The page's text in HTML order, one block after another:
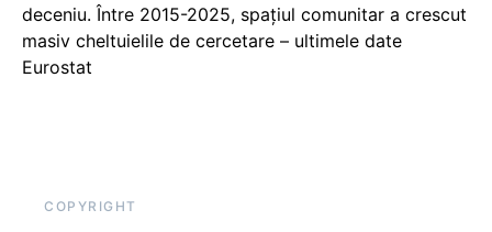
deceniu. Între 2015-2025, spațiul comunitar a crescut
masiv cheltuielile de cercetare – ultimele date
Eurostat
COPYRIGHT